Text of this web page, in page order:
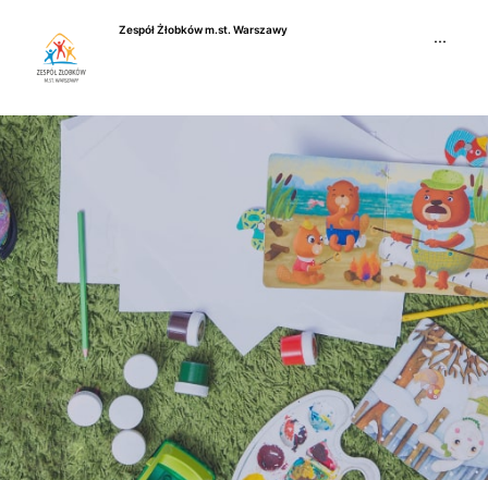
Zespół Żłobków m.st. Warszawy
···